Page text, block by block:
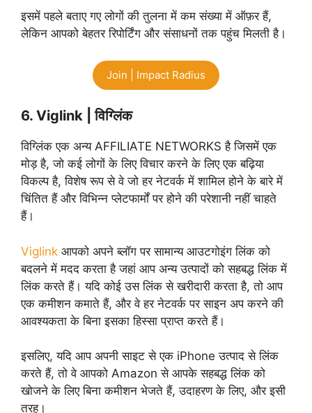
इसमें पहले बताए गए लोगों की तुलना में कम संख्या में ऑफ़र हैं,
लेकिन आपको बेहतर रिपोर्टिंग और संसाधनों तक पहुंच मिलती है।
Join | Impact Radius
6. Viglink | विग्लिंक
विग्लिंक एक अन्य AFFILIATE NETWORKS है जिसमें एक
मोड़ है, जो कई लोगों के लिए विचार करने के लिए एक बढ़िया
विकल्प है, विशेष रूप से वे जो हर नेटवर्क में शामिल होने के बारे में
चिंतित हैं और विभिन्न प्लेटफार्मों पर होने की परेशानी नहीं चाहते
हैं।
Viglink आपको अपने ब्लॉग पर सामान्य आउटगोइंग लिंक को
बदलने में मदद करता है जहां आप अन्य उत्पादों को सहबद्ध लिंक में
लिंक करते हैं। यदि कोई उस लिंक से खरीदारी करता है, तो आप
एक कमीशन कमाते हैं, और वे हर नेटवर्क पर साइन अप करने की
आवश्यकता के बिना इसका हिस्सा प्राप्त करते हैं।
इसलिए, यदि आप अपनी साइट से एक iPhone उत्पाद से लिंक
करते हैं, तो वे आपको Amazon से आपके सहबद्ध लिंक को
खोजने के लिए बिना कमीशन भेजते हैं, उदाहरण के लिए, और इसी
तरह।